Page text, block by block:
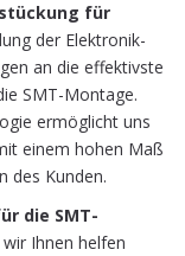
für
der Elektronik-
an die effektivste
SMT-Montage.
ermöglicht uns
einem hohen Maß
des Kunden.
die SMT-
Ihnen helfen